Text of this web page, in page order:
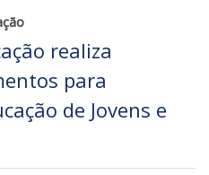
realiza
para
de Jovens e